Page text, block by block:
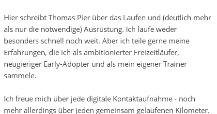
Hier schreibt Thomas Pier über das Laufen und (deutlich mehr
als nur die notwendige) Ausrüstung. Ich laufe weder
besonders schnell noch weit. Aber ich teile gerne meine
Erfahrungen, die ich als ambitionierter Freizeitläufer,
neugieriger Early-Adopter und als mein eigener Trainer
sammele.
Ich freue mich über jede digitale Kontaktaufnahme - noch
mehr allerdings über jeden gemeinsam gelaufenen Kilometer.